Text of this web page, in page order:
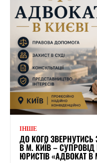
ІНШЕ
ДО КОГО
В М. КИЇВ –
ЮРИСТІВ «АДВОКАТ В